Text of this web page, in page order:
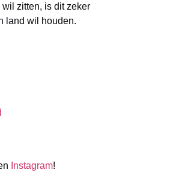
zitten, is dit zeker
land wil houden.
Instagram!